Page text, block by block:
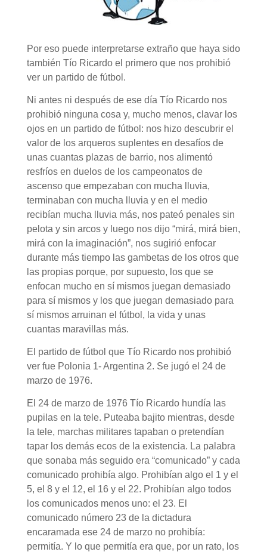
Por eso puede interpretarse extraño que haya sido
también Tío Ricardo el primero que nos prohibió
ver un partido de fútbol.
Ni antes ni después de ese día Tío Ricardo nos
prohibió ninguna cosa y, mucho menos, clavar los
ojos en un partido de fútbol: nos hizo descubrir el
valor de los arqueros suplentes en desafíos de
unas cuantas plazas de barrio, nos alimentó
resfríos en duelos de los campeonatos de
ascenso que empezaban con mucha lluvia,
terminaban con mucha lluvia y en el medio
recibían mucha lluvia más, nos pateó penales sin
pelota y sin arcos y luego nos dijo “mirá, mirá bien,
mirá con la imaginación”, nos sugirió enfocar
durante más tiempo las gambetas de los otros que
las propias porque, por supuesto, los que se
enfocan mucho en sí mismos juegan demasiado
para sí mismos y los que juegan demasiado para
sí mismos arruinan el fútbol, la vida y unas
cuantas maravillas más.
El partido de fútbol que Tío Ricardo nos prohibió
ver fue Polonia 1- Argentina 2. Se jugó el 24 de
marzo de 1976.
El 24 de marzo de 1976 Tío Ricardo hundía las
pupilas en la tele. Puteaba bajito mientras, desde
la tele, marchas militares tapaban o pretendían
tapar los demás ecos de la existencia. La palabra
que sonaba más seguido era “comunicado” y cada
comunicado prohibía algo. Prohibían algo el 1 y el
5, el 8 y el 12, el 16 y el 22. Prohibían algo todos
los comunicados menos uno: el 23. El
comunicado número 23 de la dictadura
encaramada ese 24 de marzo no prohibía:
permitía. Y lo que permitía era que, por un rato, los